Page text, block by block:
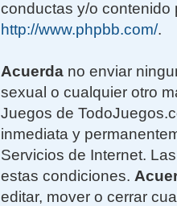
conductas y/o contenido
http://www.phpbb.com/.
Acuerda no enviar
sexual o cualquier otro
Juegos de
inmediata y
Servicios de Internet.
estas condiciones.
editar, mover o cerrar